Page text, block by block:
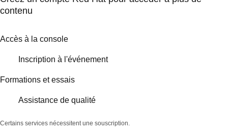
contenu
Accès à la console
Inscription à l'événement
Formations et essais
Assistance de qualité
Certains services nécessitent une souscription.